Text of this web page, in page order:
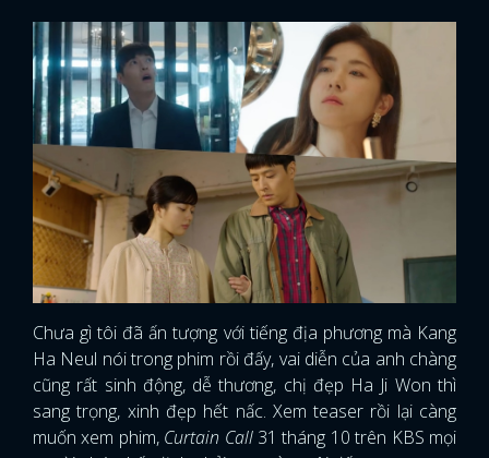
x
ĐĂNG NHẬP
Chưa gì tôi đã ấn tượng với tiếng địa phương mà Kang
Ha Neul nói trong phim rồi đấy, vai diễn của anh chàng
cũng rất sinh động, dễ thương, chị đẹp Ha Ji Won thì
sang trọng, xinh đẹp hết nấc. Xem teaser rồi lại càng
muốn xem phim, Curtain Call 31 tháng 10 trên KBS mọi